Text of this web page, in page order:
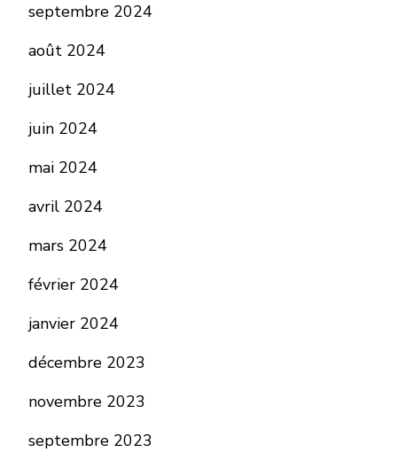
septembre 2024
août 2024
juillet 2024
juin 2024
mai 2024
avril 2024
mars 2024
février 2024
janvier 2024
décembre 2023
novembre 2023
septembre 2023